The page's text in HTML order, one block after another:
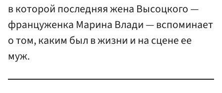
в которой последняя жена Высоцкого —
француженка Марина Влади — вспоминает
о том, каким был в жизни и на сцене ее
муж.